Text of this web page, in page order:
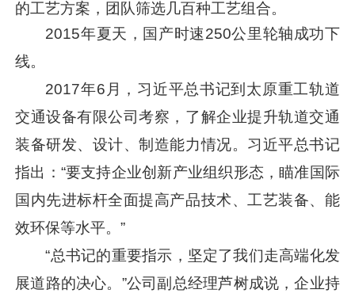
的工艺方案，团队筛选几百种工艺组合。
2015年夏天，国产时速250公里轮轴成功下
线。
2017年6月， 习近平总书记到太原重工轨道
交通设备有限公司考察，了解企业提升轨道交通
装备研发、设计、制造能力情况。 习近平总书记
指出：“要支持企业创新产业组织形态，瞄准国际
国内先进标杆全面提高产品技术、工艺装备、能
效环保等水平。”
“总书记的重要指示，坚定了我们走高端化发
展道路的决心。”公司副总经理芦树成说，企业持